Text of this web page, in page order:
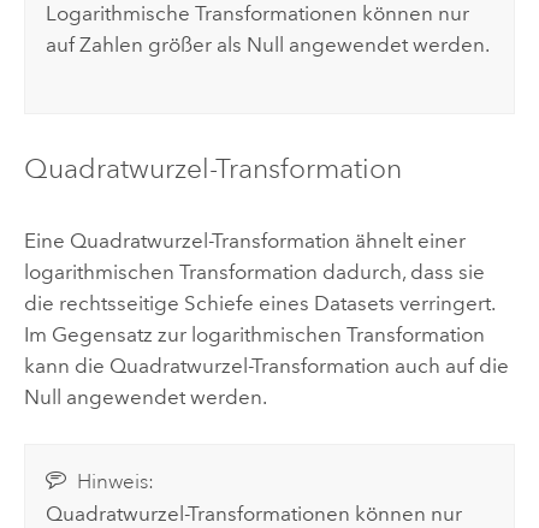
Logarithmische Transformationen können nur
auf Zahlen größer als Null angewendet werden.
Quadratwurzel-Transformation
Eine Quadratwurzel-Transformation ähnelt einer
logarithmischen Transformation dadurch, dass sie
die rechtsseitige Schiefe eines Datasets verringert.
Im Gegensatz zur logarithmischen Transformation
kann die Quadratwurzel-Transformation auch auf die
Null angewendet werden.
Hinweis:
Quadratwurzel-Transformationen können nur